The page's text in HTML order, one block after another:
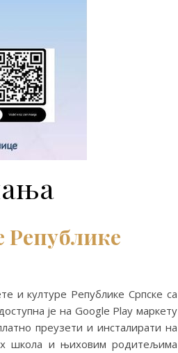
Републике
и културе Републике Српске са
је на Google Play маркету
преузети и инсталирати на
школа и њиховим родитељима